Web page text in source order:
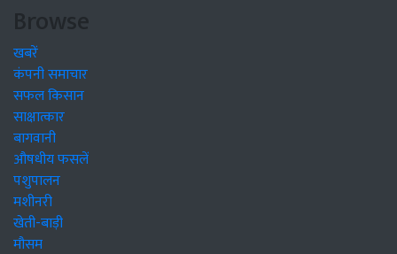
Browse
खबरें
कंपनी समाचार
सफल किसान
साक्षात्कार
बागवानी
औषधीय फसलें
पशुपालन
मशीनरी
खेती-बाड़ी
मौसम